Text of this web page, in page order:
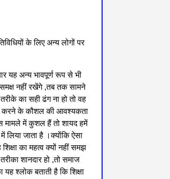
के लिए अन्य लोगों पर
यह अन्य भावपूर्ण रूप से भी
नहीं रखेंगे ,तब तक सामने
का सही ढंग ना हो तो वह
करने के कौशल की आवश्यकता
मामले में कुशल हैं तो शायद हमें
जाता है ।क्योंकि ऐसा
का महत्व क्यों नहीं समझ
शानदार हो ,तो समाज
श्लोक बताती है कि शिक्षा